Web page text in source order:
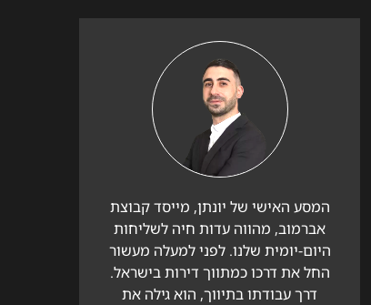
המסע האישי של יונתן, מייסד קבוצת
אברמוב, מהווה עדות חיה לשליחות
היום-יומית שלנו. לפני למעלה מעשור
החל את דרכו כמתווך דירות בישראל.
דרך עבודתו בתיווך, הוא גילה את